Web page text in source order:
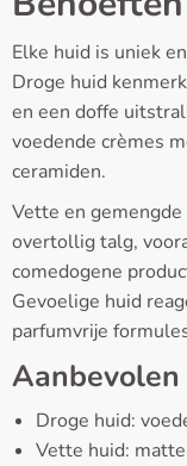
Elke huid is uniek
Droge huid
en een doffe
voedende crèmes
ceramiden.
Vette en
overtollig talg,
comedogene
Gevoelige huid
parfumvrije
Droge huid:
Vette huid: